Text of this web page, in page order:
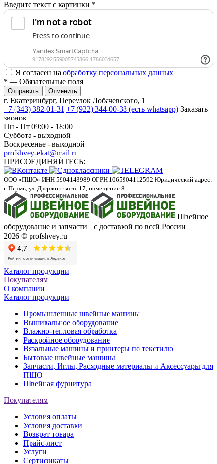
Введите текст с картинки *
Я согласен на обработку персональных данных
* — Обязательные поля
Отменить
г. Екатеринбург, Переулок Лобачевского, 1
+7 (343) 382-01-31 +7 (922) 344-00-38 (есть whatsapp) Заказать
звонок
Пн - Пт 09:00 - 18:00
Суббота - выходной
Воскресенье - выходной
profshvey-ekat@mail.ru
ПРИСОЕДИНЯЙТЕСЬ:
ООО «ПШО» ИНН 5904143989 ОГРН 1065904112592 Юридический адрес:
г. Пермь, ул. Дзержинского, 17, помещение 8
Швейное
оборудование и запчасти с доставкой по всей России
2026 © profshvey.ru
Каталог продукции
Покупателям
О компании
Каталог продукции
Промышленные швейные машины
Вышивальное оборудование
Влажно-тепловая обработка
Раскройное оборудование
Вязальные машины и принтеры по текстилю
Бытовые швейные машины
Запчасти, Иглы, Расходные материалы и Аксессуары для
ПШО
Швейная фурнитура
Покупателям
Условия оплаты
Условия доставки
Возврат товара
Прайс-лист
Услуги
Сертификаты